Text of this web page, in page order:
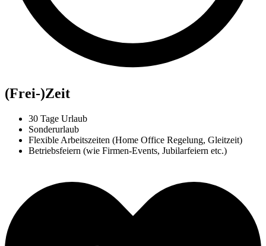
(Frei-)Zeit
30 Tage Urlaub
Sonderurlaub
Flexible Arbeitszeiten (Home Office Regelung, Gleitzeit)
Betriebsfeiern (wie Firmen-Events, Jubilarfeiern etc.)